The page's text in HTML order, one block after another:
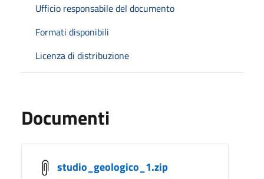
Ufficio responsabile del documento
Formati disponibili
Licenza di distribuzione
Documenti
studio_geologico_1.zip